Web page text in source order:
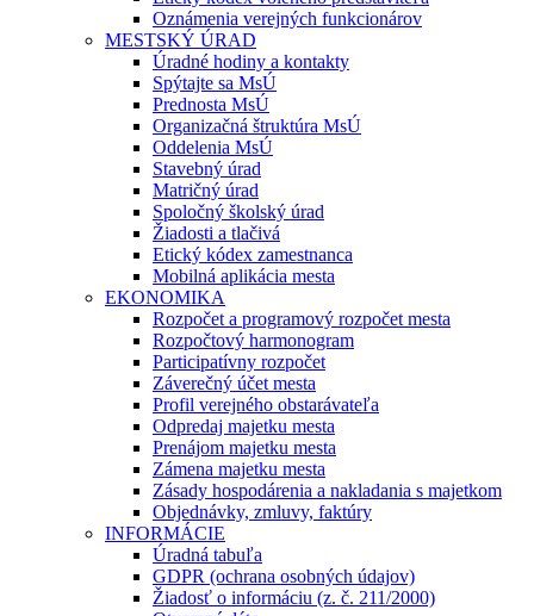
Oznámenia verejných funkcionárov
MESTSKÝ ÚRAD
Úradné hodiny a kontakty
Spýtajte sa MsÚ
Prednosta MsÚ
Organizačná štruktúra MsÚ
Oddelenia MsÚ
Stavebný úrad
Matričný úrad
Spoločný školský úrad
Žiadosti a tlačivá
Etický kódex zamestnanca
Mobilná aplikácia mesta
EKONOMIKA
Rozpočet a programový rozpočet mesta
Rozpočtový harmonogram
Participatívny rozpočet
Záverečný účet mesta
Profil verejného obstarávateľa
Odpredaj majetku mesta
Prenájom majetku mesta
Zámena majetku mesta
Zásady hospodárenia a nakladania s majetkom
Objednávky, zmluvy, faktúry
INFORMÁCIE
Úradná tabuľa
GDPR (ochrana osobných údajov)
Žiadosť o informáciu (z. č. 211/2000)